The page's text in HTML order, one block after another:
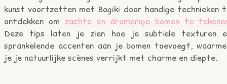
kunst voortzetten met Bogiki door handige technieken
ontdekken om zachte en dromerige bomen te
Deze tips laten je zien hoe je subtiele texturen
sprankelende accenten aan je bomen toevoegt,
je je natuurlijke scènes verrijkt met charme en diepte.